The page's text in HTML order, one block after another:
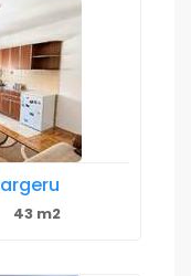
43 m2